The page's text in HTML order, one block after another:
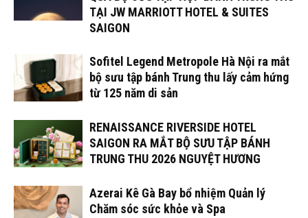
TẠI JW MARRIOTT HOTEL & SUITES
SAIGON
Sofitel Legend Metropole Hà Nội ra mắt
bộ sưu tập bánh Trung thu lấy cảm hứng
từ 125 năm di sản
RENAISSANCE RIVERSIDE HOTEL
SAIGON RA MẮT BỘ SƯU TẬP BÁNH
TRUNG THU 2026 NGUYỆT HƯƠNG
Azerai Kê Gà Bay bổ nhiệm Quản lý
Chăm sóc sức khỏe và Spa